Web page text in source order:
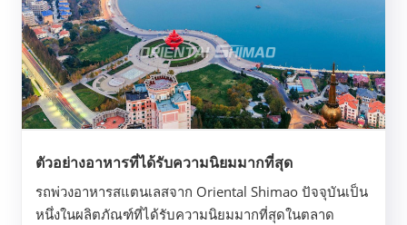
ตัวอย่างอาหารที่ได้รับความนิยมมากที่สุด
รถพ่วงอาหารสแตนเลสจาก Oriental Shimao ปัจจุบันเป็น
หนึ่งในผลิตภัณฑ์ที่ได้รับความนิยมมากที่สุดในตลาด